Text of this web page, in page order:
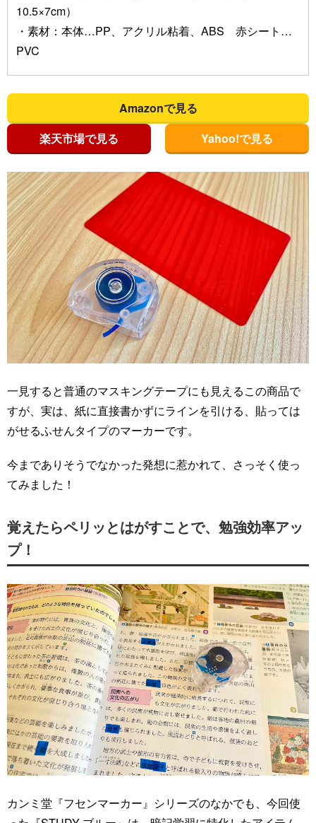
10.5×7cm）
・素材：本体…PP、アクリル粘着、ABS 赤シート…
PVC
Amazonで見る
楽天市場で見る
Yahoo!で見る
一見すると普通のマスキングテープにも見えるこの商品で
すが、実は、紙に直接書かずにラインを引ける、貼っては
がせるふせんタイプのマーカーです。
今までありそうでなかった発想に惹かれて、さっそく使っ
てみました！
覚えたらペリッとはがすことで、勉強効率アッ
プ！
カンミ堂『フセンマーカー』シリーズのなかでも、今回使